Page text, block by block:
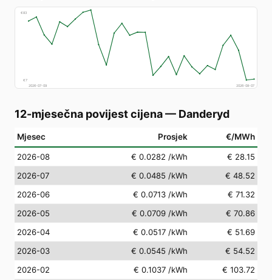
€83
€7
2026-07-09
2026-08-07
12-mjesečna povijest cijena— Danderyd
Mjesec Prosjek €/MWh
2026-08 € 0.0282 /kWh
€ 28.15
2026-07
€ 0.0485 /kWh
€ 48.52
2026-06
€ 0.0713 /kWh
€ 71.32
2026-05
€ 0.0709 /kWh
€ 70.86
2026-04
€ 0.0517 /kWh
€ 51.69
2026-03
€ 0.0545 /kWh
€ 54.52
2026-02
€ 0.1037 /kWh
€ 103.72